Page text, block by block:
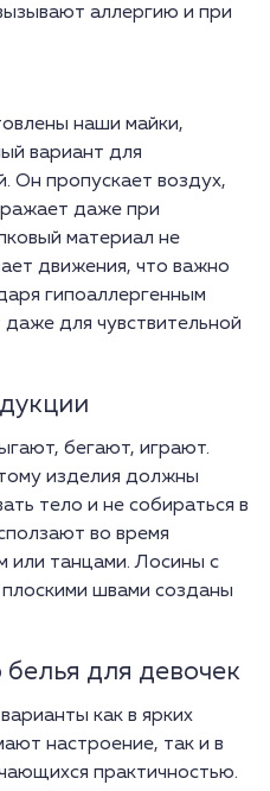
аллергию и при
наши майки,
вариант для
Он пропускает воздух,
даже при
материал не
движения, что важно
гипоаллергенным
для чувствительной
бегают, играют.
изделия должны
тело и не собираться в
во время
или танцами. Лосины с
плоскими швами созданы
для девочек
как в ярких
настроение, так и в
практичностью.